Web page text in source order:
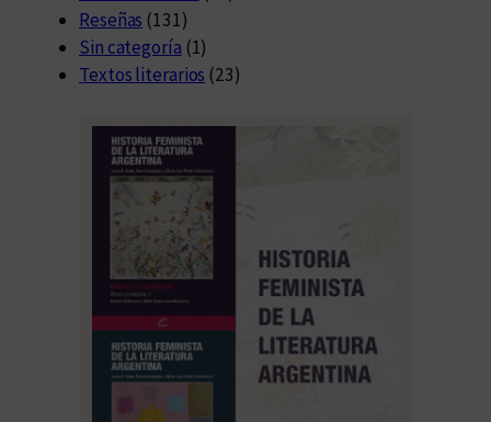
Reseñas (131)
Sin categoría (1)
Textos literarios (23)